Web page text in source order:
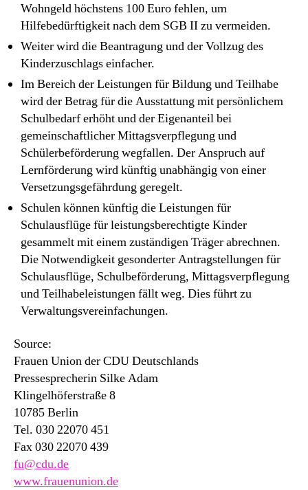
Wohngeld höchstens 100 Euro fehlen, um
Hilfebedürftigkeit nach dem SGB II zu vermeiden.
Weiter wird die Beantragung und der Vollzug des
Kinderzuschlags einfacher.
Im Bereich der Leistungen für Bildung und Teilhabe
wird der Betrag für die Ausstattung mit persönlichem
Schulbedarf erhöht und der Eigenanteil bei
gemeinschaftlicher Mittagsverpflegung und
Schülerbeförderung wegfallen. Der Anspruch auf
Lernförderung wird künftig unabhängig von einer
Versetzungsgefährdung geregelt.
Schulen können künftig die Leistungen für
Schulausflüge für leistungsberechtigte Kinder
gesammelt mit einem zuständigen Träger abrechnen.
Die Notwendigkeit gesonderter Antragstellungen für
Schulausflüge, Schulbeförderung, Mittagsverpflegung
und Teilhabeleistungen fällt weg. Dies führt zu
Verwaltungsvereinfachungen.
Source:
Frauen Union der CDU Deutschlands
Pressesprecherin Silke Adam
Klingelhöferstraße 8
10785 Berlin
Tel. 030 22070 451
Fax 030 22070 439
fu@cdu.de
www.frauenunion.de